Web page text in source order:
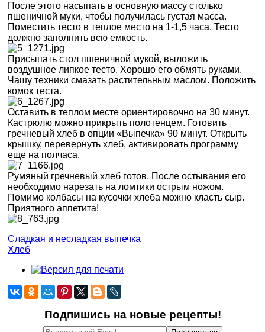
После этого насыпать в основную массу столько
пшеничной муки, чтобы получилась густая масса.
Поместить тесто в теплое место на 1-1,5 часа. Тесто
должно заполнить всю емкость.
Присыпать стол пшеничной мукой, выложить
воздушное липкое тесто. Хорошо его обмять руками.
Чашу техники смазать растительным маслом. Положить
комок теста.
Оставить в теплом месте ориентировочно на 30 минут.
Кастрюлю можно прикрыть полотенцем. Готовить
гречневый хлеб в опции «Выпечка» 90 минут. Открыть
крышку, перевернуть хлеб, активировать программу
еще на полчаса.
Румяный гречневый хлеб готов. После остывания его
необходимо нарезать на ломтики острым ножом.
Помимо колбасы на кусочки хлеба можно класть сыр.
Приятного аппетита!
Сладкая и несладкая выпечка
Хлеб
Подпишись на новые рецепты!